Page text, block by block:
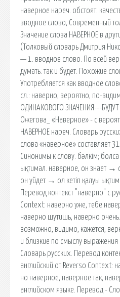
наверное нареч. обстоят.
вводное слово, Современный
Значение слова НАВЕРНОЕ в
(Толковый словарь Дмитрия
— 1. вводное слово. По всей
думать. так и будет. Похожие
Употребляется как вводное
сл.: наверно, вероятно, по-
ОДИНАКОВОГО ЗНАЧЕНИЯ---
Ожегова_ «Наверное» - с
НАВЕРНОЕ нареч. Словарь
слова «наверное» составляет
Синонимы к слову. бәлкім;
ықтимал. наверное, он знает →
он уйдет → ол кетіп қалуы
Перевод контекст "наверно" c
Context: наверно уже, тебе
наверно шутишь, наверно
возможно, видимо, кажется,
и близкие по смыслу выражения
Словарь русских. Перевод
английский от Reverso Context:
но наверное, наверное так,
английском языке. Перевод -